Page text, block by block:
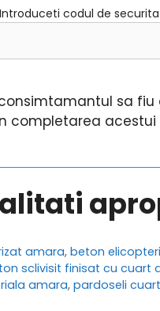
Introduceti codul de
sa
completarea
amara,beton
sclivisit finisat cu cuart
amara, pardoseli